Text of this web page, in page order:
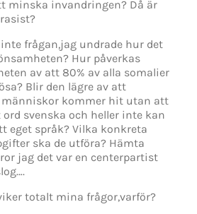
minska invandringen? Då är
inte frågan,jag undrade hur det
Hur påverkas
av att 80% av alla somalier
Blir den lägre av att
kommer hit utan att
svenska och heller inte kan
eget språk? Vilka konkreta
ska de utföra? Hämta
jag det var en centerpartist
totalt mina frågor,varför?